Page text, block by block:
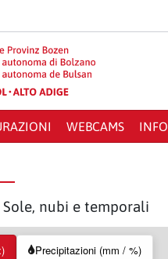
WEBCAMS INFO
nubi e temporali
Precipitazioni (mm / %)